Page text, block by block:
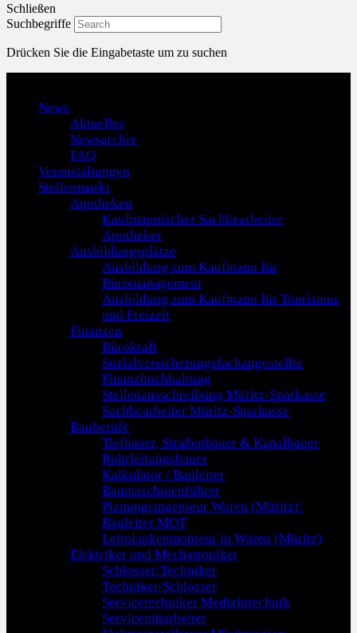
Schließen
Suchbegriffe
Drücken Sie die Eingabetaste um zu suchen
News
Aktuelles
Newsarchiv
FAQ
Veranstaltungen
Stellenmarkt
Apotheken
Kaufmännischer Sachbearbeiter
Apotheker
Ausbildungsplätze
Ausbildung zum Kaufmann für
Büromanagement
Ausbildung zum Kaufmann für Tourismus
und Freizeit
Finanzen
Bürokraft
Sozialversicherungsfachangestellte
Finanzbuchhaltung
Stellenausschreibung Müritz-Sparkasse
Sachbearbeiter Müritz-Sparkasse
Bauberufe
Tiefbauer, Straßenbauer & Kanalbauer
Rohrleitungsbauer
Kalkulator / Bauleiter
Baumaschinenführer
Planungsingenieur Waren (Müritz):
Bauleiter MOT
Leitplankenmonteur in Waren (Müritz)
Elektriker und Mechatroniker
Schlosser/Techniker
Techniker/Schlosser
Servicetechniker Medizintechnik
Servicemitarbeiter